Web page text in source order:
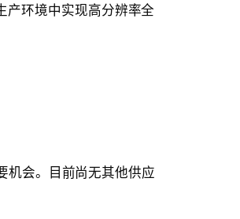
产环境中实现高分辨率全
机会。目前尚无其他供应